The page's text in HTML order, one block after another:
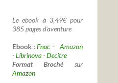
Le ebook à 3,49€ pour
385 pages d'aventure
Ebook :Fnac – Amazon
-Librinova-Decitre
Format Broché sur
Amazon